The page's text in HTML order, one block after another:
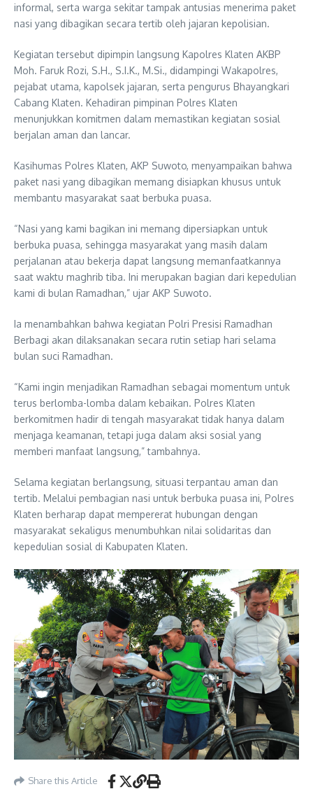
informal, serta warga sekitar tampak antusias menerima paket
nasi yang dibagikan secara tertib oleh jajaran kepolisian.
Kegiatan tersebut dipimpin langsung Kapolres Klaten AKBP
Moh. Faruk Rozi, S.H., S.I.K., M.Si., didampingi Wakapolres,
pejabat utama, kapolsek jajaran, serta pengurus Bhayangkari
Cabang Klaten. Kehadiran pimpinan Polres Klaten
menunjukkan komitmen dalam memastikan kegiatan sosial
berjalan aman dan lancar.
Kasihumas Polres Klaten, AKP Suwoto, menyampaikan bahwa
paket nasi yang dibagikan memang disiapkan khusus untuk
membantu masyarakat saat berbuka puasa.
“Nasi yang kami bagikan ini memang dipersiapkan untuk
berbuka puasa, sehingga masyarakat yang masih dalam
perjalanan atau bekerja dapat langsung memanfaatkannya
saat waktu maghrib tiba. Ini merupakan bagian dari kepedulian
kami di bulan Ramadhan,” ujar AKP Suwoto.
Ia menambahkan bahwa kegiatan Polri Presisi Ramadhan
Berbagi akan dilaksanakan secara rutin setiap hari selama
bulan suci Ramadhan.
“Kami ingin menjadikan Ramadhan sebagai momentum untuk
terus berlomba-lomba dalam kebaikan. Polres Klaten
berkomitmen hadir di tengah masyarakat tidak hanya dalam
menjaga keamanan, tetapi juga dalam aksi sosial yang
memberi manfaat langsung,” tambahnya.
Selama kegiatan berlangsung, situasi terpantau aman dan
tertib. Melalui pembagian nasi untuk berbuka puasa ini, Polres
Klaten berharap dapat mempererat hubungan dengan
masyarakat sekaligus menumbuhkan nilai solidaritas dan
kepedulian sosial di Kabupaten Klaten.
Share this Article